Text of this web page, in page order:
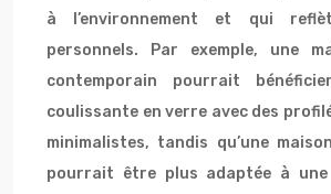
à l’environnement et qui
personnels. Par exemple, une
contemporain pourrait
coulissante en verre avec des
minimalistes, tandis qu’une
pourrait être plus adaptée à